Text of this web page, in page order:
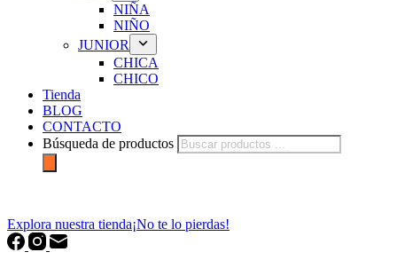
NIÑA
NIÑO
JUNIOR
CHICA
CHICO
Tienda
BLOG
CONTACTO
Búsqueda de productos
Explora nuestra tienda¡No te lo pierdas!